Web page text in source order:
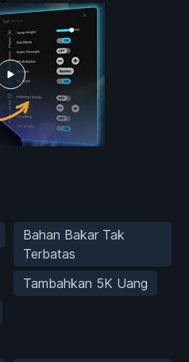
Bahan Bakar Tak
Terbatas
Tambahkan 5K Uang